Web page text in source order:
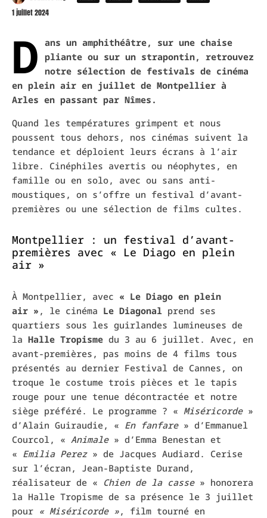
1 juillet 2024
D ans un amphithéâtre, sur une chaise
pliante ou sur un strapontin, retrouvez
notre sélection de festivals de cinéma
en plein air en juillet de Montpellier à
Arles en passant par Nîmes.
Quand les températures grimpent et nous
poussent tous dehors, nos cinémas suivent la
tendance et déploient leurs écrans à l’air
libre. Cinéphiles avertis ou néophytes, en
famille ou en solo, avec ou sans anti-
moustiques, on s’offre un festival d’avant-
premières ou une sélection de films cultes.
Montpellier : un festival d’avant-
premières avec « Le Diago en plein
air »
À Montpellier, avec « Le Diago en plein
air » , le cinéma Le Diagonal prend ses
quartiers sous les guirlandes lumineuses de
la Halle Tropisme du 3 au 6 juillet. Avec, en
avant-premières, pas moins de 4 films tous
présentés au dernier Festival de Cannes, on
troque le costume trois pièces et le tapis
rouge pour une tenue décontractée et notre
siège préféré. Le programme ? « Miséricorde»
d’Alain Guiraudie, « En fanfare» d’Emmanuel
Courcol, « Animale» d’Emma Benestan et
« Emilia Perez» de Jacques Audiard. Cerise
sur l’écran, Jean-Baptiste Durand,
réalisateur de « Chien de la casse» honorera
la Halle Tropisme de sa présence le 3 juillet
pour « Miséricorde », film tourné en